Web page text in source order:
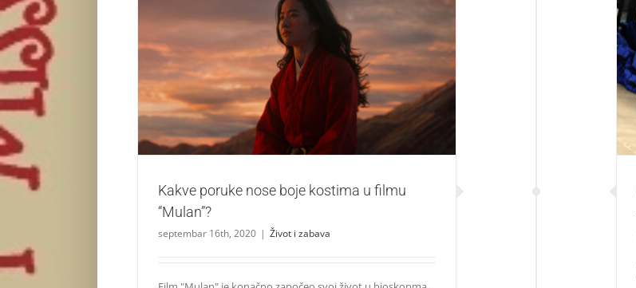
Kakve poruke nose boje kostima u filmu “Mulan”?
Život i zabava
Kakve poruke nose boje kostima u filmu
“Mulan”?
septembar 16th, 2020 | Život i zabava